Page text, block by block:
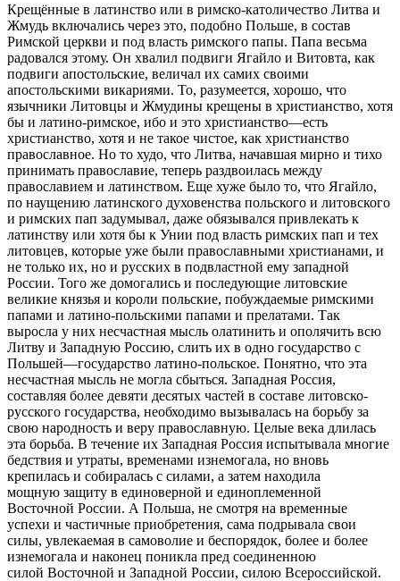
Крещённые в латинство или в римско-католичество Литва и
Жмудь включались через это, подобно Польше, в состав
Римской церкви и под власть римского папы. Папа весьма
радовался этому. Он хвалил подвиги Ягайло и Витовта, как
подвиги апостольские, величал их самих своими
апостольскими викариями. То, разумеется, хорошо, что
язычники Литовцы и Жмудины крещены в христианство, хотя
бы и латино-римское, ибо и это христианство—есть
христианство, хотя и не такое чистое, как христианство
православное. Но то худо, что Литва, начавшая мирно и тихо
принимать православие, теперь раздвоилась между
православием и латинством. Еще хуже было то, что Ягайло,
по наущению латинского духовенства польского и литовского
и римских пап задумывал, даже обязывался привлекать к
латинству или хотя бы к Унии под власть римских пап и тех
литовцев, которые уже были православными христианами, и
не только их, но и русских в подвластной ему западной
России. Того же домогались и последующие литовские
великие князья и короли польские, побуждаемые римскими
папами и латино-польскими папами и прелатами. Так
выросла у них несчастная мысль олатинить и ополячить всю
Литву и Западную Россию, слить их в одно государство с
Польшей—государство латино-польское. Понятно, что эта
несчастная мысль не могла сбыться. Западная Россия,
составляя более девяти десятых частей в составе литовско-
русского государства, необходимо вызывалась на борьбу за
свою народность и веру православную. Целые века длилась
эта борьба. В течение их Западная Россия испытывала многие
бедствия и утраты, временами изнемогала, но вновь
крепилась и собиралась с силами, а затем находила
мощную защиту в единоверной и единоплеменной
Восточной России. А Польша, не смотря на временные
успехи и частичные приобретения, сама подрывала свои
силы, увлекаемая в самоволие и беспорядок, более и более
изнемогала и наконец поникла пред соединенною
силой Восточной и Западной России, силою Всероссийской.